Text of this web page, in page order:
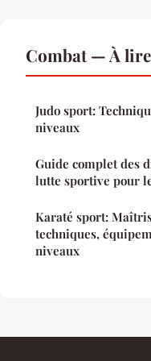
Combat — À
Judo sport:
niveaux
Guide complet des
lutte sportive pour
Karaté sport:
techniques,
niveaux